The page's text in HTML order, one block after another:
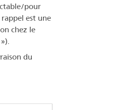
pour
est une
chez le
du